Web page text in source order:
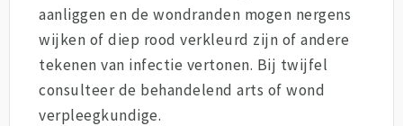
aanliggen en de wondranden mogen nergens
wijken of diep rood verkleurd zijn of andere
tekenen van infectie vertonen. Bij twijfel
consulteer de behandelend arts of wond
verpleegkundige.